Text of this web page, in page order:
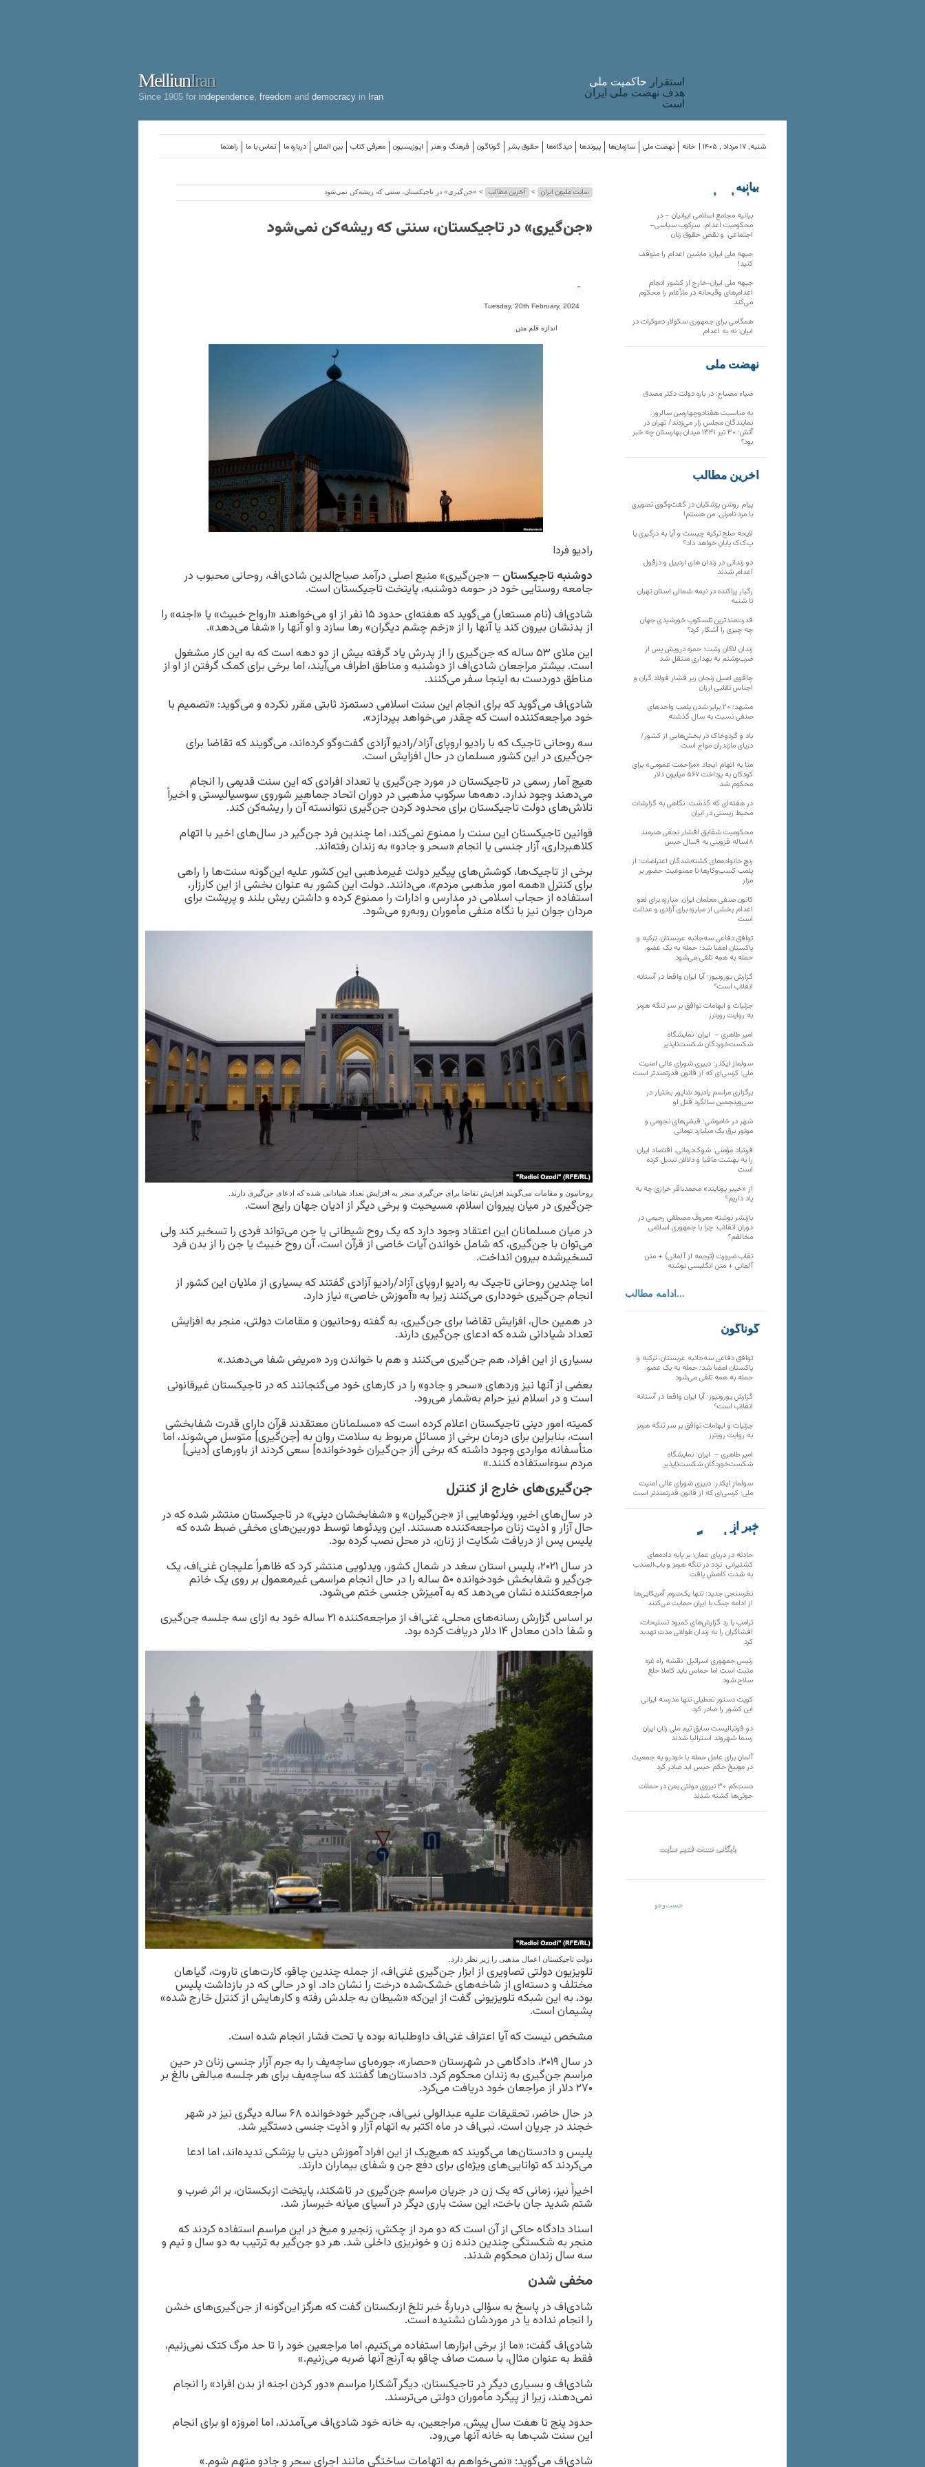
MelliunIran
Since 1905 for independence freedom and democracy in Iran
استقرار حاکميت ملی
هدف نهضت ملی ایران
است
راهنما تماس با ما درباره ما بین المللی معرفی کتاب اپوزیسیون فرهنگ و هنر گوناگون حقوق بشر دیدگاه‌ها پیوندها سازمان‌ها نهضت ملی خانه شنبه, ۱۷ مرداد , ۱۴۰۵ |
سایت ملیون ایران > آخرین مطالب > «جن‌گیری» در تاجیکستان، سنتی که ریشه‌کن نمی‌شود
«جن‌گیری» در تاجیکستان، سنتی که ریشه‌کن نمی‌شود
-
Tuesday, 20th February, 2024
اندازه قلم متن
رادیو فردا
دوشنبه تاجیکستان – «جن‌گیری» منبع اصلی درآمد صباح‌الدین شادی‌اف، روحانی محبوب در
جامعه روستایی خود در حومه دوشنبه، پایتخت تاجیکستان است.
شادی‌اف (نام مستعار) می‌گوید که هفته‌ای حدود ۱۵ نفر از او می‌خواهند «ارواح خبیث» یا «اجنه» را
از بدنشان بیرون کند یا آنها را از «زخم چشم دیگران» رها سازد و او آنها را «شفا می‌دهد».
این ملای ۵۳ ساله که جن‌گیری را از پدرش یاد گرفته بیش از دو دهه است که به این کار مشغول
است. بیشتر مراجعان شادی‌اف از دوشنبه و مناطق اطراف می‌آیند، اما برخی برای کمک گرفتن از او از
مناطق دوردست به اینجا سفر می‌کنند.
شادی‌اف می‌گوید که برای انجام این سنت اسلامی دستمزد ثابتی مقرر نکرده و می‌گوید: «تصمیم با
خود مراجعه‌کننده است که چقدر می‌خواهد بپردازد».
سه روحانی تاجیک که با رادیو اروپای آزاد/رادیو آزادی گفت‌وگو کرده‌اند، می‌گویند که تقاضا برای
جن‌گیری در این کشور مسلمان در حال افزایش است.
هیچ آمار رسمی در تاجیکستان در مورد جن‌گیری یا تعداد افرادی که این سنت قدیمی را انجام
می‌دهند وجود ندارد. دهه‌ها سرکوب مذهبی در دوران اتحاد جماهیر شوروی سوسیالیستی و اخیراً
تلاش‌های دولت تاجیکستان برای محدود کردن جن‌گیری نتوانسته آن را ریشه‌کن کند.
قوانین تاجیکستان این سنت را ممنوع نمی‌کند، اما چندین فرد جن‌گیر در سال‌های اخیر با اتهام
کلاهبرداری، آزار جنسی یا انجام «سحر و جادو» به زندان رفته‌اند.
برخی از تاجیک‌ها، کوشش‌های پیگیر دولت غیرمذهبی این کشور علیه این‌گونه سنت‌ها را راهی
برای کنترل «همه امور مذهبی مردم»، می‌دانند. دولت این کشور به عنوان بخشی از این کارزار،
استفاده از حجاب اسلامی در مدارس و ادارات را ممنوع کرده و داشتن ریش بلند و پرپشت برای
مردان جوان نیز با نگاه منفی مأموران روبه‌رو می‌شود.
روحانیون و مقامات می‌گویند افزایش تقاضا برای جن‌گیری منجر به افزایش تعداد شیادانی شده که ادعای جن‌گیری دارند.
جن‌گیری در میان پیروان اسلام، مسیحیت و برخی دیگر از ادیان جهان رایج است.
در میان مسلمانان این اعتقاد وجود دارد که یک روح شیطانی یا جن می‌تواند فردی را تسخیر کند ولی
می‌توان با جن‌گیری، که شامل خواندن آیات خاصی از قرآن است، آن روح خبیث یا جن را از بدن فرد
تسخیرشده بیرون انداخت.
اما چندین روحانی تاجیک به رادیو اروپای آزاد/رادیو آزادی گفتند که بسیاری از ملایان این کشور از
انجام جن‌گیری خودداری می‌کنند زیرا به «آموزش خاصی» نیاز دارد.
در همین حال، افزایش تقاضا برای جن‌گیری، به گفته روحانیون و مقامات دولتی، منجر به افزایش
تعداد شیادانی شده که ادعای جن‌گیری دارند.
بسیاری از این افراد، هم جن‌گیری می‌کنند و هم با خواندن ورد «مریض شفا می‌دهند.»
بعضی از آنها نیز وردهای «سحر و جادو» را در کارهای خود می‌گنجانند که در تاجیکستان غیرقانونی
است و در اسلام نیز حرام به‌شمار می‌رود.
کمیته امور دینی تاجیکستان اعلام کرده است که «مسلمانان معتقدند قرآن دارای قدرت شفابخشی
است، بنابراین برای درمان برخی از مسائل مربوط به سلامت روان به [جن‌گیری] متوسل می‌شوند، اما
متأسفانه مواردی وجود داشته که برخی [از جن‌گیران خودخوانده] سعی کردند از باورهای [دینی]
مردم سوءاستفاده کنند.»
جن‌گیری‌های خارج از کنترل
در سال‌های اخیر، ویدئوهایی از «جن‌گیران» و «شفابخشان دینی» در تاجیکستان منتشر شده که در
حال آزار و اذیت زنان مراجعه‌کننده هستند. این ویدئوها توسط دوربین‌های مخفی ضبط شده که
پلیس پس از دریافت شکایت از زنان، در محل نصب کرده بود.
در سال ۲۰۲۱، پلیس استان سغد در شمال کشور، ویدئویی منتشر کرد که ظاهراً علیجان غنی‌اف، یک
جن‌گیر و شفابخش خودخوانده ۵۰ ساله را در حال انجام مراسمی غیرمعمول بر روی یک خانم
مراجعه‌کننده نشان می‌دهد که به آمیزش جنسی ختم می‌شود.
بر اساس گزارش رسانه‌های محلی، غنی‌اف از مراجعه‌کننده ۲۱ ساله خود به ازای سه جلسه جن‌گیری
و شفا دادن معادل ۱۴ دلار دریافت کرده بود.
دولت تاجیکستان اعمال مذهبی را زیر نظر دارد.
تلویزیون دولتی تصاویری از ابزار جن‌گیری غنی‌اف، از جمله چندین چاقو، کارت‌های تاروت، گیاهان
مختلف و دسته‌ای از شاخه‌های خشک‌شده درخت را نشان داد. او در حالی که در بازداشت پلیس
بود، به این شبکه تلویزیونی گفت از این‌که «شیطان به جلدش رفته و کارهایش از کنترل خارج شده»
پشیمان است.
مشخص نیست که آیا اعتراف غنی‌اف داوطلبانه بوده یا تحت فشار انجام شده است.
در سال ۲۰۱۹، دادگاهی در شهرستان «حصار»، جوره‌بای ساچه‌یف را به جرم آزار جنسی زنان در حین
مراسم جن‌گیری به زندان محکوم کرد. دادستان‌ها گفتند که ساچه‌یف برای هر جلسه مبالغی بالغ بر
۲۷۰ دلار از مراجعان خود دریافت می‌کرد.
در حال حاضر، تحقیقات علیه عبدالولی نبی‌اف، جن‌گیر خودخوانده ۶۸ ساله دیگری نیز در شهر
خجند در جریان است. نبی‌اف در ماه اکتبر به اتهام آزار و اذیت جنسی دستگیر شد.
پلیس و دادستان‌ها می‌گویند که هیچ‌یک از این افراد آموزش دینی یا پزشکی ندیده‌اند، اما ادعا
می‌کردند که توانایی‌های ویژه‌ای برای دفع جن و شفای بیماران دارند.
اخیراً نیز، زمانی که یک زن در جریان مراسم جن‌گیری در تاشکند، پایتخت ازبکستان، بر اثر ضرب و
شتم شدید جان باخت، این سنت باری دیگر در آسیای میانه خبرساز شد.
اسناد دادگاه حاکی از آن است که دو مرد از چکش، زنجیر و میخ در این مراسم استفاده کردند که
منجر به شکستگی چندین دنده زن و خونریزی داخلی شد. هر دو جن‌گیر به ترتیب به دو سال و نیم و
سه سال زندان محکوم شدند.
مخفی شدن
شادی‌اف در پاسخ به سؤالی دربارهٔ خبر تلخ ازبکستان گفت که هرگز این‌گونه از جن‌گیری‌های خشن
را انجام نداده یا در موردشان نشنیده است.
شادی‌اف گفت: «ما از برخی ابزارها استفاده می‌کنیم، اما مراجعین خود را تا حد مرگ کتک نمی‌زنیم،
فقط به عنوان مثال، با سمت صاف چاقو به آرنج آنها ضربه می‌زنیم.»
شادی‌اف و بسیاری دیگر در تاجیکستان، دیگر آشکارا مراسم «دور کردن اجنه از بدن افراد» را انجام
نمی‌دهند، زیرا از پیگرد مأموران دولتی می‌ترسند.
حدود پنج تا هفت سال پیش، مراجعین، به خانه خود شادی‌اف می‌آمدند، اما امروزه او برای انجام
این سنت شب‌ها به خانه آنها می‌رود.
شادی‌اف می‌گوید: «نمی‌خواهم به اتهامات ساختگی مانند اجرای سحر و جادو متهم شوم.»
بیانیه
سازمان‌های
بیانیه مجامع اسلامی ایرانیان – در
محکومیت اعدام، سرکوب سیاسی–
اجتماعی، و نقض حقوق زنان
جبهه ملی ایران: ماشین اعدام را متوقف
کنید!
جبهه ملی ایران-خارج از کشور انجام
اعدام‌های وقیحانه در ملأِعام را محکوم
می‌کند
همگامی برای جمهوری سکولار دموکرات در
ایران: نه به اعدام
نهضت ملی
ضیاء مصباح: در باره دولت دکتر مصدق
به مناسبت هفتادوچهارمین سالروز:
نمایندگان مجلس زار می‌زدند/ تهران در
آتش؛ ۳۰ تیر ۱۳۳۱ میدان بهارستان چه خبر
بود؟
آخرین مطالب
پیام روشن پزشکیان در گفت‌و‌گوی تصویری
با مرد نامرئی: من هستم!
لایحه صلح ترکیه چیست و آیا به درگیری با
پ‌ک‌ک پایان خواهد داد؟
دو زندانی در زندان های اردبیل و دزفول
اعدام شدند
رگبار پراکنده در نیمه شمالی استان تهران
تا شنبه
قدرت‌مندترین تلسکوپ خورشیدی جهان
چه چیزی را آشکار کرد؟
زندان لاکان رشت؛ حمزه درویش پس از
ضرب‌وشتم به بهداری منتقل شد
چاقوی اصیل زنجان زیر فشار فولاد گران و
اجناس تقلبی ارزان
مشهد؛ ۲۰ برابر شدن پلمب واحدهای
صنفی نسبت به سال گذشته
باد و گردوخاک در بخش‌هایی از کشور/
دریای مازندران مواج است
متا به اتهام ایجاد «مزاحمت عمومی» برای
کودکان به پرداخت ۵۶۷ میلیون دلار
محکوم شد
در هفته‌ای که گذشت؛ نگاهی به گزارشات
محیط زیستی در ایران
محکومیت شقایق افشار نجفی هنرمند
۱۸ساله قزوینی به ۹سال حبس
رنج خانواده‌های کشته‌شدگان اعتراضات؛ از
پلمب کسب‌وکارها تا ممنوعیت حضور بر
مزار
کانون صنفی معلمان ایران: مبارزه برای لغو
اعدام بخشی از مبارزه برای آزادی و عدالت
است
توافق دفاعی سه‌جانبه عربستان، ترکیه و
پاکستان امضا شد؛ حمله به یک عضو،
حمله به همه تلقی می‌شود
گزارش یورونیوز؛ آیا ایران واقعا در آستانه
انقلاب است؟
جزئیات و ابهامات توافق بر سر تنگه هرمز
به روایت رویترز
امیر طاهری – ایران: نمایشگاه
شکست‌خوردگان شکست‌ناپذیر
سولماز ایکدر: دبیری شورای عالی امنیت
ملی؛ کرسی‌ای که از قانون قدرتمندتر است
برگزاری مراسم یادبود شاپور بختیار در
سی‌وپنجمین سالگرد قتل او
شهر در خاموشی؛ قبض‌های نجومی و
موتور برق یک میلیارد تومانی
فرشاد مؤمنی: شوک‌درمانی، اقتصاد ایران
را به بهشت مافیا و دلالان تبدیل کرده
است
از «خیبر یونایتد» محمدباقر خرازی چه به
یاد داریم؟
بازنشر نوشته معروف مصطفی رحیمی در
دوران انقلاب: چرا با جمهوری اسلامی
مخالفم؟
نقاب ضرورت (ترجمه از آلمانی) + متن
آلمانی + متن انگلیسی نوشته
ادامه مطالب...
گوناگون
توافق دفاعی سه‌جانبه عربستان، ترکیه و
پاکستان امضا شد؛ حمله به یک عضو،
حمله به همه تلقی می‌شود
گزارش یورونیوز؛ آیا ایران واقعا در آستانه
انقلاب است؟
جزئیات و ابهامات توافق بر سر تنگه هرمز
به روایت رویترز
امیر طاهری – ایران: نمایشگاه
شکست‌خوردگان شکست‌ناپذیر
سولماز ایکدر: دبیری شورای عالی امنیت
ملی؛ کرسی‌ای که از قانون قدرتمندتر است
خبر از
تارنماهای دیگر
حادثه در دریای عمان؛ بر پایه داده‌های
کشتیرانی، تردد در تنگه هرمز و باب‌المندب
به شدت کاهش یافت
نظرسنجی جدید: تنها یک‌سوم آمریکایی‌ها
از ادامه جنگ با ایران حمایت می‌کنند
ترامپ با رد گزارش‌های کمبود تسلیحات،
افشاگران را به زندان طولانی مدت تهدید
کرد
رئیس‌ جمهوری اسرائیل: نقشه راه غزه
مثبت است اما حماس باید کاملا خلع
سلاح شود
کویت دستور تعطیلی تنها مدرسه ایرانی
این کشور را صادر کرد
دو فوتبالیست سابق تیم ملی زنان ایران
رسما شهروند استرالیا شدند
آلمان برای عامل حمله با خودرو به جمعیت
در مونیخ حکم حبس ابد صادر کرد
دست‌کم ۳۰ نیروی دولتی یمن در حملات
حوثی‌ها کشته شدند
بایگانی نسخه قدیم سایت